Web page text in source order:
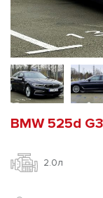
BMW 525d
2.0л